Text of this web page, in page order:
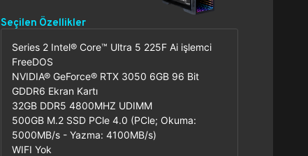
Seçilen Özellikler
Series 2 Intel® Core™ Ultra 5 225F Ai işlemci
FreeDOS
NVIDIA® GeForce® RTX 3050 6GB 96 Bit
GDDR6 Ekran Kartı
32GB DDR5 4800MHZ UDIMM
500GB M.2 SSD PCle 4.0 (PCle; Okuma:
5000MB/s - Yazma: 4100MB/s)
WIFI Yok